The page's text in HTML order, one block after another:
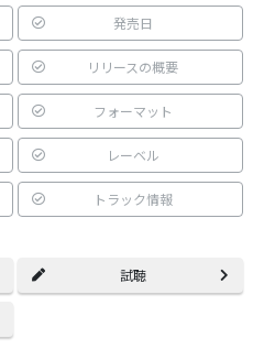
発売日
リリースの概要
フォーマット
レーベル
トラック情報
試聴